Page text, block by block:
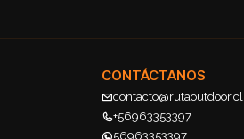
CONTÁCTANOS
contacto@rutaoutdoor.cl
+56963353397
56963353397